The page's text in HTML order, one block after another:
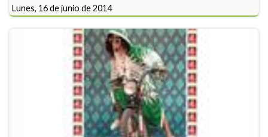
Lunes, 16 de junio de 2014